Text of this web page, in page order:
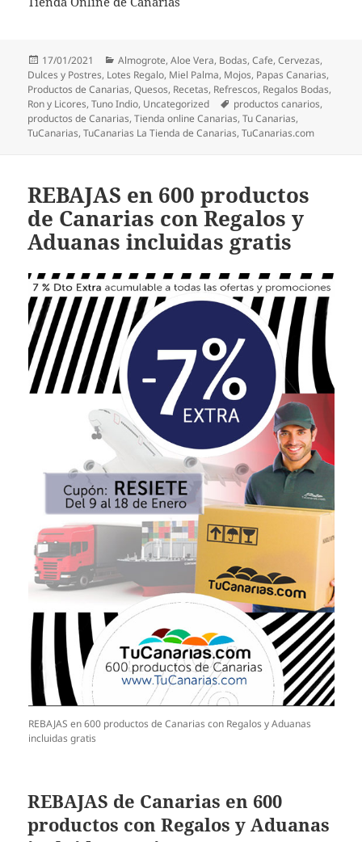
Publicado
el
17/01/2021 Categorías
Almogrote,Aloe Vera, Bodas,Cafe,Cervezas,
Dulces y Postres, Lotes Regalo, Miel Palma, Mojos, Papas Canarias,
Productos de Canarias,Quesos, Recetas, Refrescos, Regalos Bodas,
Ron y Licores,Tuno Indio, Uncategorized Etiquetas
productos canarios,
productos de Canarias,Tienda online Canarias,Tu Canarias,
TuCanarias,TuCanarias La Tienda de Canarias,TuCanarias.com
REBAJAS en 600 productos
de Canarias con Regalos y
Aduanas incluidas gratis
REBAJAS en 600 productos de Canarias con Regalos y Aduanas
incluidas gratis
REBAJAS de Canarias en 600
productos con Regalos y Aduanas